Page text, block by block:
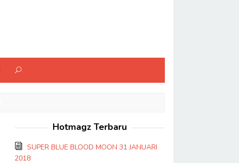
Hotmagz Terbaru
SUPER BLUE BLOOD MOON 31 JANUARI
2018